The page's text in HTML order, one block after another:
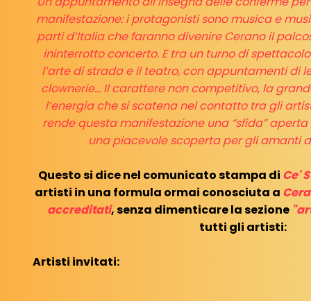
manifestazione: i protagonisti sono musica e
parti d’Italia che faranno divenire Cerano il
ininterrotto concerto. E tra un turno di
l’arte di strada e il teatro, con appuntamenti di
clownerie… Il carattere non competitivo, la
l’energia che si scatena nel contatto tra gli
rende questa manifestazione una “sfida”
una piacevole scoperta per gli amanti
Questo si dice nel comunicato stampa di Ce'
artisti in una formula ormai conosciuta a
accreditati, senza dimenticare la sezione
tutti gli artisti:
Artisti invitati: